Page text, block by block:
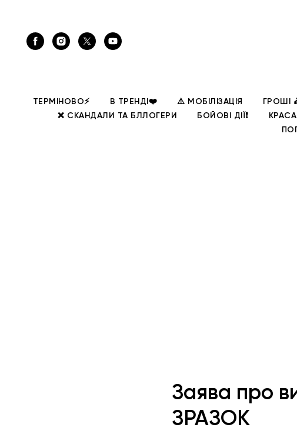
ТЕРМІНОВО⚡ В ТРЕНДІ❤️ ⚠️ МОБІЛІЗАЦІЯ ГРОШІ
❌ СКАНДАЛИ ТА БЛЛОГЕРИ
БОЙОВІ ДІЇ❗
Заява про
ЗРАЗОК